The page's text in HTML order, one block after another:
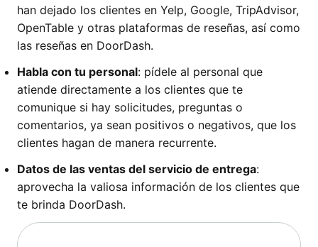
han dejado los clientes en Yelp, Google, TripAdvisor,
OpenTable y otras plataformas de reseñas, así como
las reseñas en DoorDash.
Habla con tu personal: pídele al personal que
atiende directamente a los clientes que te
comunique si hay solicitudes, preguntas o
comentarios, ya sean positivos o negativos, que los
clientes hagan de manera recurrente.
Datos de las ventas del servicio de entrega:
aprovecha la valiosa información de los clientes que
te brinda DoorDash.